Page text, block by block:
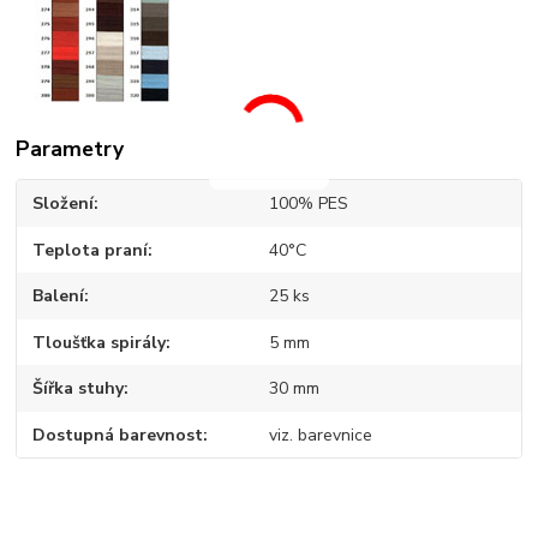
Parametry
Složení 100% PES
Teplota praní 40°C
Balení 25 ks
Tloušťka spirály 5 mm
Šířka stuhy 30 mm
Dostupná barevnost viz. barevnice